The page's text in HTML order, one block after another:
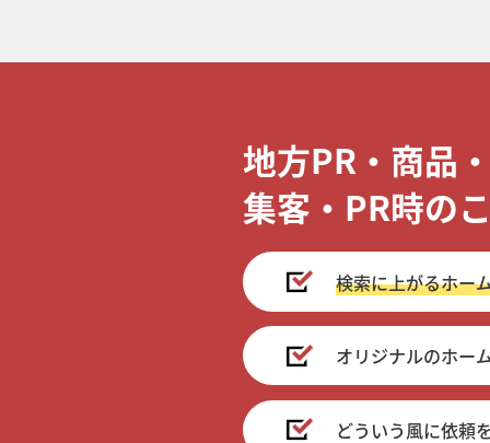
地方PR・商品
集客・PR時の
検索に上がるホー
オリジナルのホー
どういう風に依頼